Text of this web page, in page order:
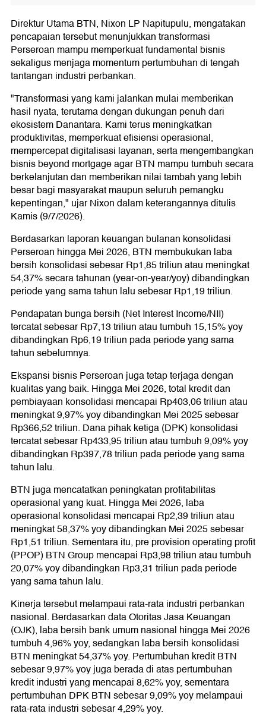
Direktur Utama BTN, Nixon LP Napitupulu, mengatakan
pencapaian tersebut menunjukkan transformasi
Perseroan mampu memperkuat fundamental bisnis
sekaligus menjaga momentum pertumbuhan di tengah
tantangan industri perbankan.
"Transformasi yang kami jalankan mulai memberikan
hasil nyata, terutama dengan dukungan penuh dari
ekosistem Danantara. Kami terus meningkatkan
produktivitas, memperkuat efisiensi operasional,
mempercepat digitalisasi layanan, serta mengembangkan
bisnis beyond mortgage agar BTN mampu tumbuh secara
berkelanjutan dan memberikan nilai tambah yang lebih
besar bagi masyarakat maupun seluruh pemangku
kepentingan," ujar Nixon dalam keterangannya ditulis
Kamis (9/7/2026).
Berdasarkan laporan keuangan bulanan konsolidasi
Perseroan hingga Mei 2026, BTN membukukan laba
bersih konsolidasi sebesar Rp1,85 triliun atau meningkat
54,37% secara tahunan (year-on-year/yoy) dibandingkan
periode yang sama tahun lalu sebesar Rp1,19 triliun.
Pendapatan bunga bersih (Net Interest Income/NII)
tercatat sebesar Rp7,13 triliun atau tumbuh 15,15% yoy
dibandingkan Rp6,19 triliun pada periode yang sama
tahun sebelumnya.
Ekspansi bisnis Perseroan juga tetap terjaga dengan
kualitas yang baik. Hingga Mei 2026, total kredit dan
pembiayaan konsolidasi mencapai Rp403,06 triliun atau
meningkat 9,97% yoy dibandingkan Mei 2025 sebesar
Rp366,52 triliun. Dana pihak ketiga (DPK) konsolidasi
tercatat sebesar Rp433,95 triliun atau tumbuh 9,09% yoy
dibandingkan Rp397,78 triliun pada periode yang sama
tahun lalu.
BTN juga mencatatkan peningkatan profitabilitas
operasional yang kuat. Hingga Mei 2026, laba
operasional konsolidasi mencapai Rp2,39 triliun atau
meningkat 58,37% yoy dibandingkan Mei 2025 sebesar
Rp1,51 triliun. Sementara itu, pre provision operating profit
(PPOP) BTN Group mencapai Rp3,98 triliun atau tumbuh
20,07% yoy dibandingkan Rp3,31 triliun pada periode
yang sama tahun lalu.
Kinerja tersebut melampaui rata-rata industri perbankan
nasional. Berdasarkan data Otoritas Jasa Keuangan
(OJK), laba bersih bank umum nasional hingga Mei 2026
tumbuh 4,96% yoy, sedangkan laba bersih konsolidasi
BTN meningkat 54,37% yoy. Pertumbuhan kredit BTN
sebesar 9,97% yoy juga berada di atas pertumbuhan
kredit industri yang mencapai 8,62% yoy, sementara
pertumbuhan DPK BTN sebesar 9,09% yoy melampaui
rata-rata industri sebesar 4,29% yoy.